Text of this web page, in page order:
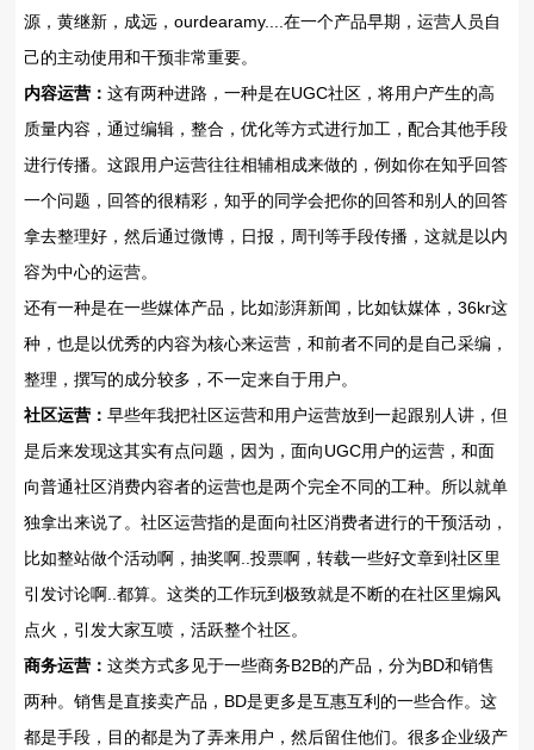
源，黄继新，成远，ourdearamy....在一个产品早期，运营人员自
己的主动使用和干预非常重要。
内容运营： 这有两种进路，一种是在UGC社区，将用户产生的高
质量内容，通过编辑，整合，优化等方式进行加工，配合其他手段
进行传播。这跟用户运营往往相辅相成来做的，例如你在知乎回答
一个问题，回答的很精彩，知乎的同学会把你的回答和别人的回答
拿去整理好，然后通过微博，日报，周刊等手段传播，这就是以内
容为中心的运营。
还有一种是在一些媒体产品，比如澎湃新闻，比如钛媒体，36kr这
种，也是以优秀的内容为核心来运营，和前者不同的是自己采编，
整理，撰写的成分较多，不一定来自于用户。
社区运营： 早些年我把社区运营和用户运营放到一起跟别人讲，但
是后来发现这其实有点问题，因为，面向UGC用户的运营，和面
向普通社区消费内容者的运营也是两个完全不同的工种。所以就单
独拿出来说了。社区运营指的是面向社区消费者进行的干预活动，
比如整站做个活动啊，抽奖啊..投票啊，转载一些好文章到社区里
引发讨论啊..都算。这类的工作玩到极致就是不断的在社区里煽风
点火，引发大家互喷，活跃整个社区。
商务运营： 这类方式多见于一些商务B2B的产品，分为BD和销售
两种。销售是直接卖产品，BD是更多是互惠互利的一些合作。这
都是手段，目的都是为了弄来用户，然后留住他们。很多企业级产